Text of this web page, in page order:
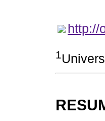
http://
1